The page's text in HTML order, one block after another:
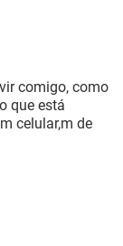
comigo, como
que está
celular,m de